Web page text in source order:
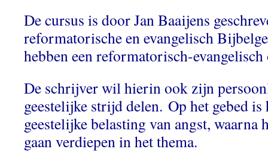
De cursus is door Jan Baaijens
reformatorische en evangelisch
hebben een reformatorisch-
De schrijver wil hierin ook zijn
geestelijke strijd delen. Op het gebed
geestelijke belasting van angst,
gaan verdiepen in het thema.